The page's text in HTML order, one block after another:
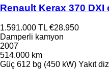
Renault Kerax 370
1.591.000 TL €28.950
Damperli kamyon
2007
514.000 km
Güç 612 bg (450 kW) Yakıt